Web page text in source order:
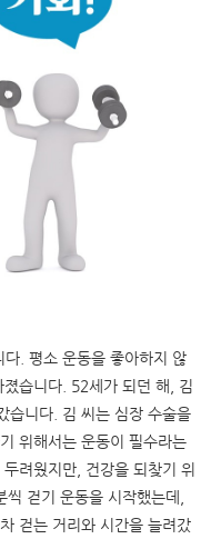
. 평소 운동을 좋아하지 않
습니다. 52세가 되던 해, 김
습니다. 김 씨는 심장 수술을
위해서는 운동이 필수라는
려웠지만, 건강을 되찾기 위
걷기 운동을 시작했는데,
걷는 거리와 시간을 늘려갔